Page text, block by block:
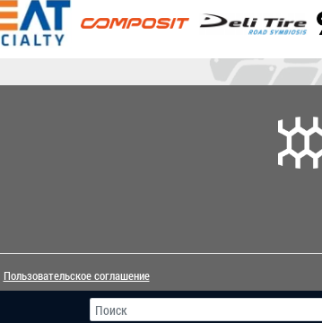
Пользовательское соглашение